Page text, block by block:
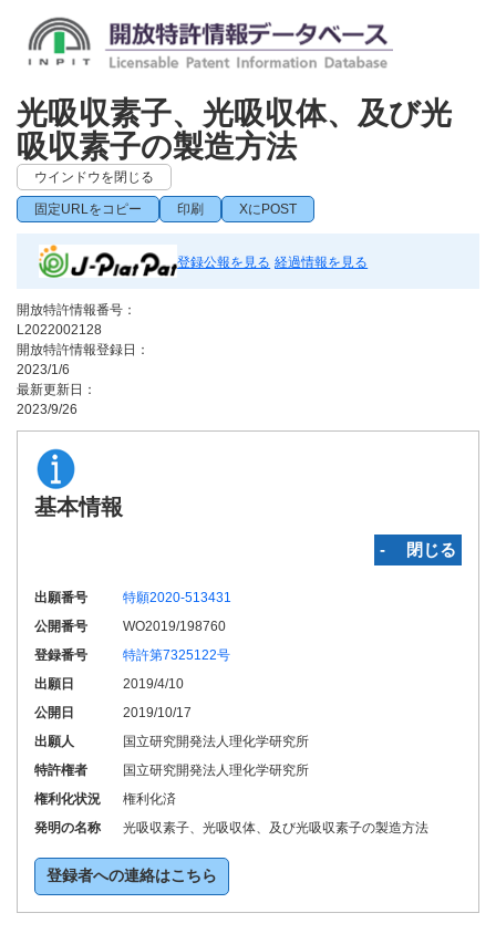
光吸収素子、光吸収体、及び光
吸収素子の製造方法
ウインドウを閉じる
固定URLをコピー 印刷 XにPOST
登録公報を見る 経過情報を見る
開放特許情報番号：
L2022002128
開放特許情報登録日：
2023/1/6
最新更新日：
2023/9/26
基本情報
‐ 閉じる
出願番号
特願2020-513431
公開番号
WO2019/198760
登録番号
特許第7325122号
出願日
2019/4/10
公開日
2019/10/17
出願人
国立研究開発法人理化学研究所
特許権者
国立研究開発法人理化学研究所
権利化状況
権利化済
発明の名称
光吸収素子、光吸収体、及び光吸収素子の製造方法
登録者への連絡はこちら